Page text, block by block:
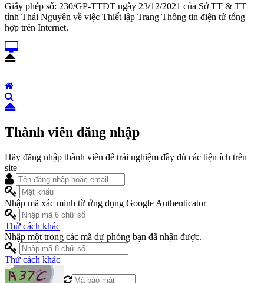
Giấy phép số: 230/GP-TTĐT ngày 23/12/2021 của Sở TT & TT
tỉnh Thái Nguyên về việc Thiết lập Trang Thông tin điện tử tổng
hợp trên Internet.
Thành viên đăng nhập
Hãy đăng nhập thành viên để trải nghiệm đầy đủ các tiện ích trên
site
Nhập mã xác minh từ ứng dụng Google Authenticator
Thử cách khác
Nhập một trong các mã dự phòng bạn đã nhận được.
Thử cách khác